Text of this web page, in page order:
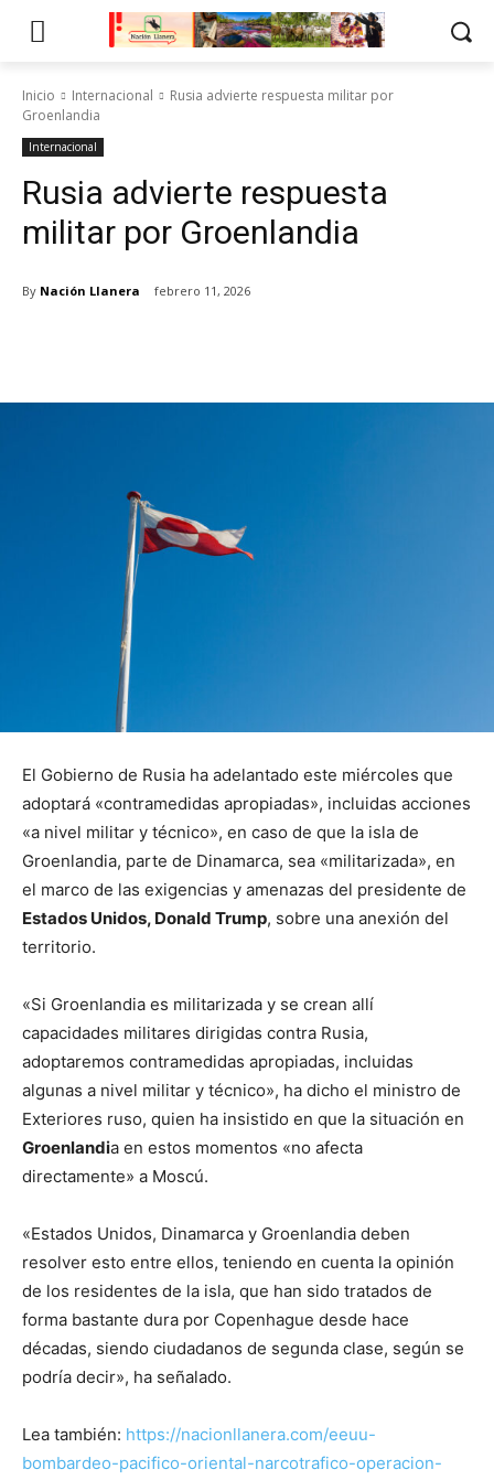
Inicio Internacional
Rusia advierte respuesta militar por
Groenlandia
Internacional
Rusia advierte respuesta
militar por Groenlandia
By Nación Llanera febrero 11, 2026
El Gobierno de Rusia ha adelantado este miércoles que
adoptará «contramedidas apropiadas», incluidas acciones
«a nivel militar y técnico», en caso de que la isla de
Groenlandia, parte de Dinamarca, sea «militarizada», en
el marco de las exigencias y amenazas del presidente de
Estados Unidos, Donald Trump, sobre una anexión del
territorio.
«Si Groenlandia es militarizada y se crean allí
capacidades militares dirigidas contra Rusia,
adoptaremos contramedidas apropiadas, incluidas
algunas a nivel militar y técnico», ha dicho el ministro de
Exteriores ruso, quien ha insistido en que la situación en
Groenlandia en estos momentos «no afecta
directamente» a Moscú.
«Estados Unidos, Dinamarca y Groenlandia deben
resolver esto entre ellos, teniendo en cuenta la opinión
de los residentes de la isla, que han sido tratados de
forma bastante dura por Copenhague desde hace
décadas, siendo ciudadanos de segunda clase, según se
podría decir», ha señalado.
Lea también: https://nacionllanera.com/eeuu-
bombardeo-pacifico-oriental-narcotrafico-operacion-